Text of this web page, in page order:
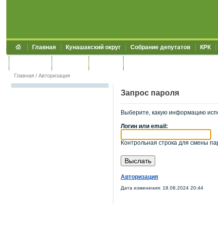
Главная Кунашакский округ Собрание депутатов КРК
Главная / Авторизация
Запрос пароля
Выберите, какую информацию
Логин или email:
Контрольная строка для смены
Авторизация
Дата изменения: 18.08.2024 20:44